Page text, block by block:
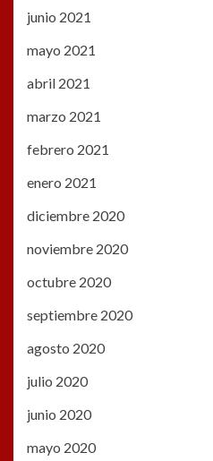
junio 2021
mayo 2021
abril 2021
marzo 2021
febrero 2021
enero 2021
diciembre 2020
noviembre 2020
octubre 2020
septiembre 2020
agosto 2020
julio 2020
junio 2020
mayo 2020